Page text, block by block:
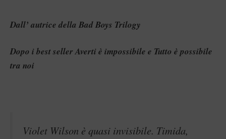
Dall’ autrice della Bad Boys Trilogy
Dopo i best seller Averti è impossibile e Tutto è possibile
tra noi
Violet Wilson è quasi invisibile. Timida,